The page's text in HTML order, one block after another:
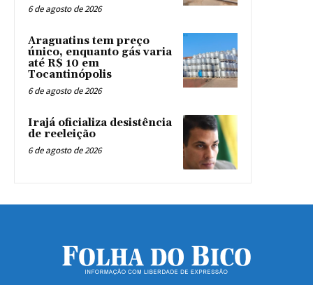
6 de agosto de 2026
Araguatins tem preço
único, enquanto gás varia
até R$ 10 em
Tocantinópolis
6 de agosto de 2026
Irajá oficializa desistência
de reeleição
6 de agosto de 2026